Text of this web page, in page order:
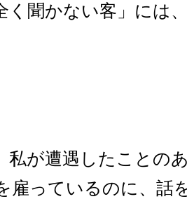
く聞かない客」には
私が遭遇したことの
雇っているのに、話